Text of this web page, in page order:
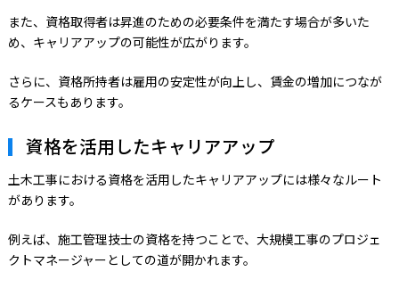
また、資格取得者は昇進のための必要条件を満たす場合が多いた
め、キャリアアップの可能性が広がります。
さらに、資格所持者は雇用の安定性が向上し、賃金の増加につなが
るケースもあります。
資格を活用したキャリアアップ
土木工事における資格を活用したキャリアアップには様々なルート
があります。
例えば、施工管理技士の資格を持つことで、大規模工事のプロジェ
クトマネージャーとしての道が開かれます。